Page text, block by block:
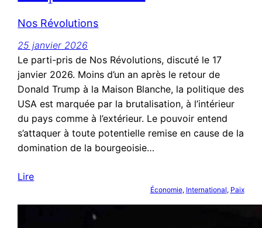
Nos Révolutions
25 janvier 2026
Le parti-pris de Nos Révolutions, discuté le 17
janvier 2026. Moins d’un an après le retour de
Donald Trump à la Maison Blanche, la politique des
USA est marquée par la brutalisation, à l’intérieur
du pays comme à l’extérieur. Le pouvoir entend
s’attaquer à toute potentielle remise en cause de la
domination de la bourgeoisie…
Lire
Économie, International, Paix